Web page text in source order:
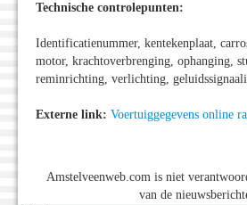
Technische controlepunten:
Identificatienummer, kentekenplaat,
motor, krachtoverbrenging, ophanging,
reminrichting, verlichting,
Externe link: Voertuiggegevens online
Amstelveenweb.com is niet
van de